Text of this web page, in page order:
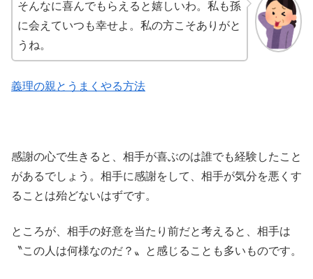
そんなに喜んでもらえると嬉しいわ。私も孫
に会えていつも幸せよ。私の方こそありがと
うね。
義理の親とうまくやる方法
感謝の心で生きると、相手が喜ぶのは誰でも経験したこと
があるでしょう。相手に感謝をして、相手が気分を悪くす
ることは殆どないはずです。
ところが、相手の好意を当たり前だと考えると、相手は
〝この人は何様なのだ？〟と感じることも多いものです。